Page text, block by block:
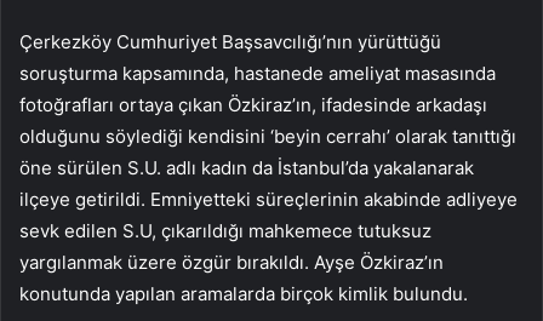
Çerkezköy Cumhuriyet Başsavcılığı’nın yürüttüğü
soruşturma kapsamında, hastanede ameliyat masasında
fotoğrafları ortaya çıkan Özkiraz’ın, ifadesinde arkadaşı
olduğunu söylediği kendisini ‘beyin cerrahı’ olarak tanıttığı
öne sürülen S.U. adlı kadın da İstanbul’da yakalanarak
ilçeye getirildi. Emniyetteki süreçlerinin akabinde adliyeye
sevk edilen S.U, çıkarıldığı mahkemece tutuksuz
yargılanmak üzere özgür bırakıldı. Ayşe Özkiraz’ın
konutunda yapılan aramalarda birçok kimlik bulundu.